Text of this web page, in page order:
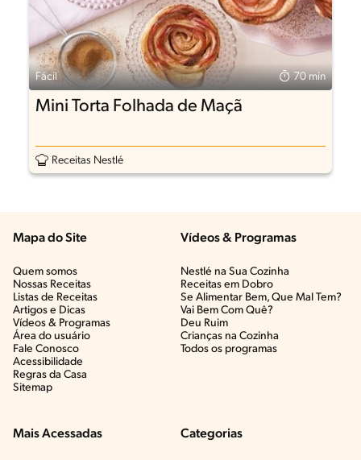
Fácil 70 min
Mini Torta Folhada de Maçã
Receitas Nestlé
Mapa do Site
Quem somos
Nossas Receitas
Listas de Receitas​
Artigos e Dicas​
Vídeos & Programas​
Área do usuário
Fale Conosco
Acessibilidade
Regras da Casa
Sitemap
Vídeos & Programas​
Nestlé na Sua Cozinha
Receitas em Dobro
Se Alimentar Bem, Que Mal Tem?​
Vai Bem Com Quê?​
Deu Ruim​
Crianças na Cozinha​
Todos os programas
Mais Acessadas Categorias